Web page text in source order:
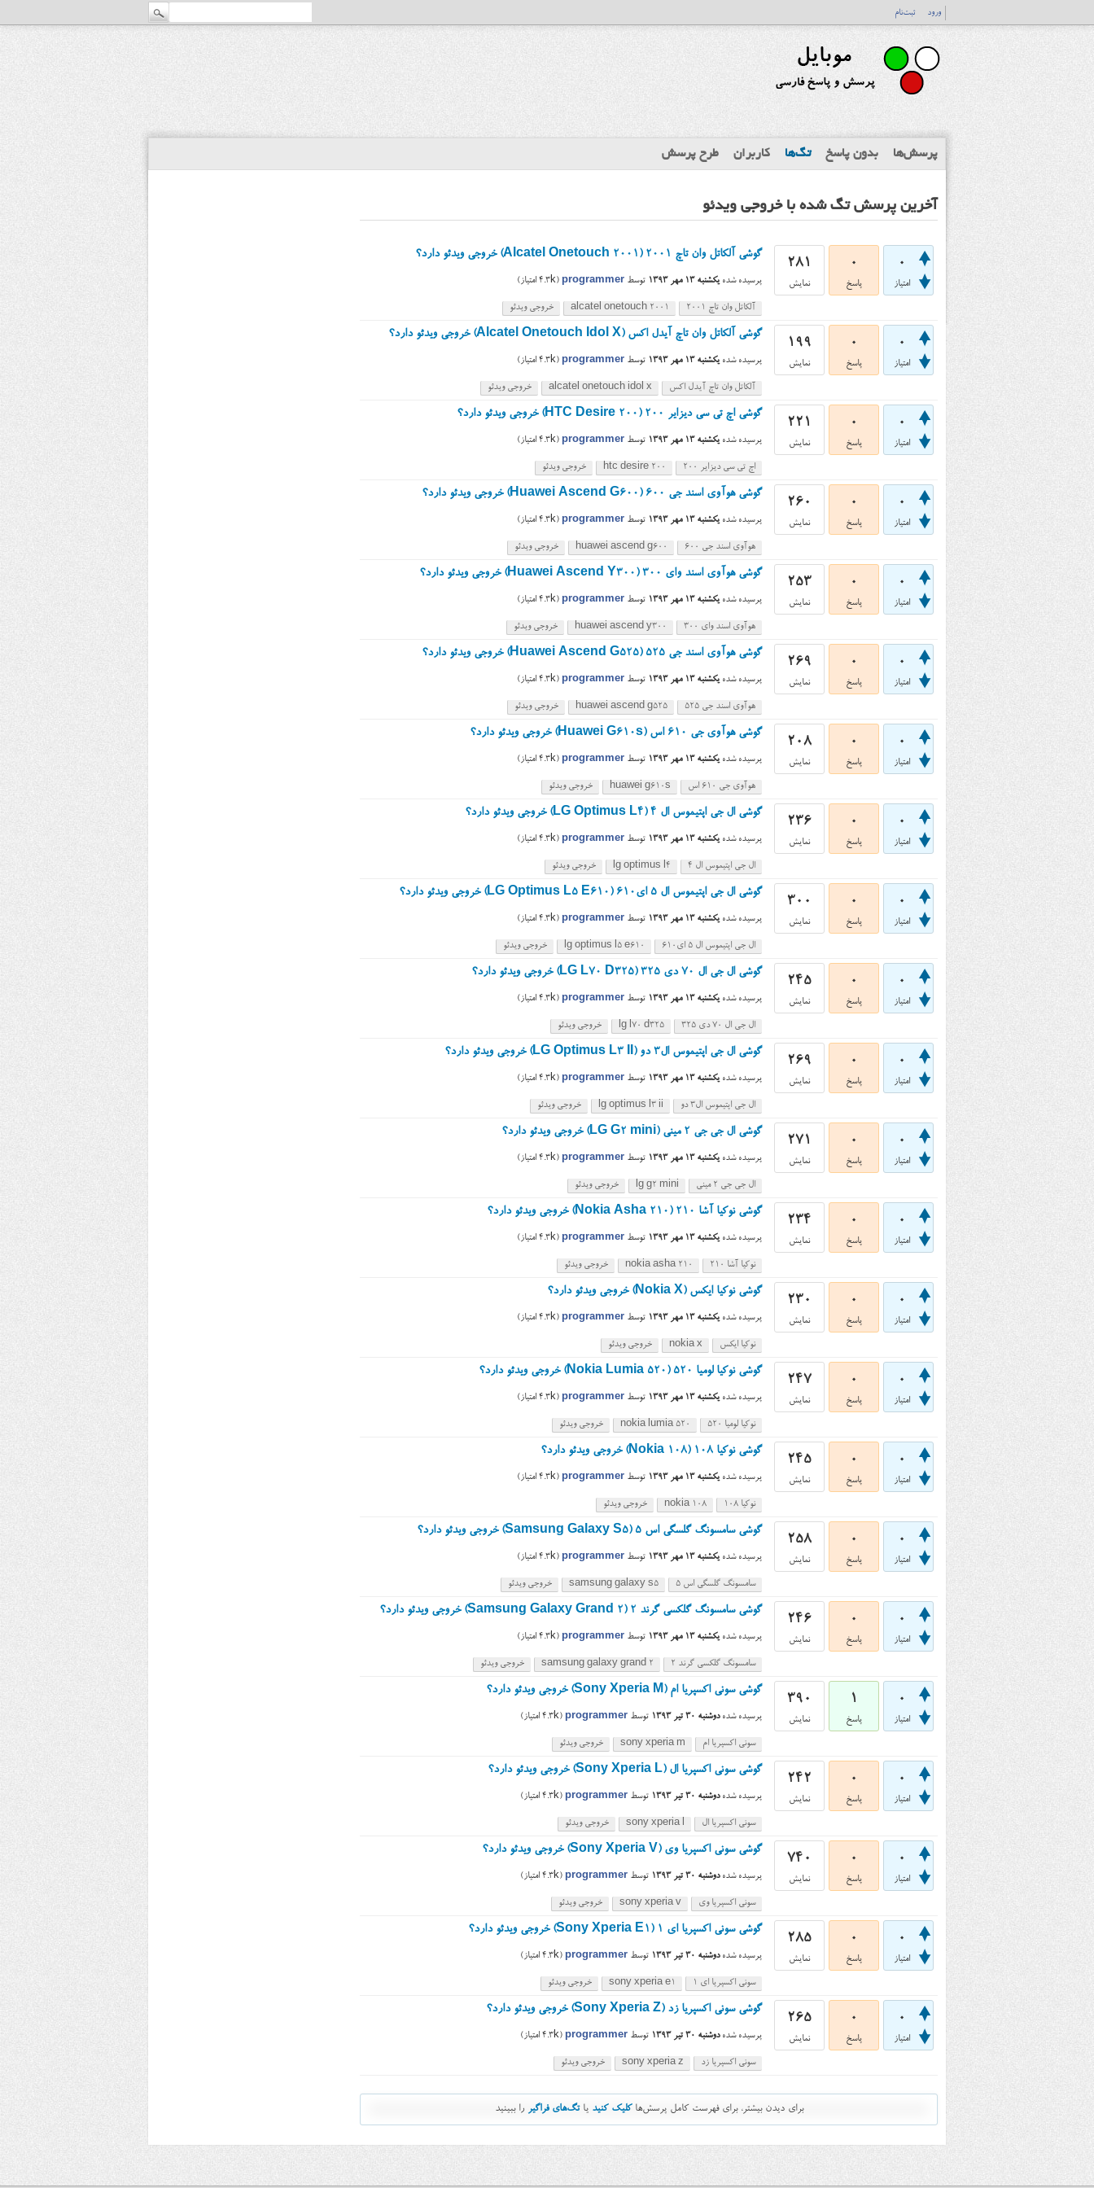
ورود ثبت‌نام
پرسش‌ها بدون پاسخ تگ‌ها کاربران طرح پرسش
آخرین پرسش تگ شده با خروجی ویدئو
0
امتیاز
0
پاسخ
281
نمایش
گوشی آلکاتل وان تاچ ۲۰۰۱ (Alcatel Onetouch 2001) خروجی ویدئو دارد؟
پرسیده شده یکشنبه ۱۳ مهر ۱۳۹۳ توسط programmer
(
4.3k امتیاز)
آلکاتل وان تاچ ۲۰۰۱ alcatel onetouch 2001 خروجی ویدئو
0
امتیاز
0
پاسخ
199
نمایش
گوشی آلکاتل وان تاچ آیدل اکس (Alcatel Onetouch Idol X) خروجی ویدئو دارد؟
پرسیده شده یکشنبه ۱۳ مهر ۱۳۹۳ توسط programmer
(
4.3k امتیاز)
آلکاتل وان تاچ آیدل اکس alcatel onetouch idol x خروجی ویدئو
0
امتیاز
0
پاسخ
221
نمایش
گوشی اچ تی سی دیزایر ۲۰۰ (HTC Desire 200) خروجی ویدئو دارد؟
پرسیده شده یکشنبه ۱۳ مهر ۱۳۹۳ توسط programmer
(
4.3k امتیاز)
اچ تی سی دیزایر ۲۰۰ htc desire 200 خروجی ویدئو
0
امتیاز
0
پاسخ
260
نمایش
گوشی هوآوی اسند جی ۶۰۰ (Huawei Ascend G600) خروجی ویدئو دارد؟
پرسیده شده یکشنبه ۱۳ مهر ۱۳۹۳ توسط programmer
(
4.3k امتیاز)
هوآوی اسند جی ۶۰۰ huawei ascend g600 خروجی ویدئو
0
امتیاز
0
پاسخ
253
نمایش
گوشی هوآوی اسند وای ۳۰۰ (Huawei Ascend Y300) خروجی ویدئو دارد؟
پرسیده شده یکشنبه ۱۳ مهر ۱۳۹۳ توسط programmer
(
4.3k امتیاز)
هوآوی اسند وای ۳۰۰ huawei ascend y300 خروجی ویدئو
0
امتیاز
0
پاسخ
269
نمایش
گوشی هوآوی اسند جی ۵۲۵ (Huawei Ascend G525) خروجی ویدئو دارد؟
پرسیده شده یکشنبه ۱۳ مهر ۱۳۹۳ توسط programmer
(
4.3k امتیاز)
هوآوی اسند جی ۵۲۵ huawei ascend g525 خروجی ویدئو
0
امتیاز
0
پاسخ
208
نمایش
گوشی هوآوی جی ۶۱۰ اس (Huawei G610s) خروجی ویدئو دارد؟
پرسیده شده یکشنبه ۱۳ مهر ۱۳۹۳ توسط programmer
(
4.3k امتیاز)
هوآوی جی ۶۱۰ اس huawei g610s خروجی ویدئو
0
امتیاز
0
پاسخ
236
نمایش
گوشی ال جی اپتیموس ال ۴ (LG Optimus L4) خروجی ویدئو دارد؟
پرسیده شده یکشنبه ۱۳ مهر ۱۳۹۳ توسط programmer
(
4.3k امتیاز)
ال جی اپتیموس ال ۴ lg optimus l4 خروجی ویدئو
0
امتیاز
0
پاسخ
300
نمایش
گوشی ال جی اپتیموس ال ۵ ای۶۱۰ (LG Optimus L5 E610) خروجی ویدئو دارد؟
پرسیده شده یکشنبه ۱۳ مهر ۱۳۹۳ توسط programmer
(
4.3k امتیاز)
ال جی اپتیموس ال ۵ ای۶۱۰ lg optimus l5 e610 خروجی ویدئو
0
امتیاز
0
پاسخ
245
نمایش
گوشی ال جی ال 70 دی ۳۲۵ (LG L70 D325) خروجی ویدئو دارد؟
پرسیده شده یکشنبه ۱۳ مهر ۱۳۹۳ توسط programmer
(
4.3k امتیاز)
ال جی ال 70 دی ۳۲۵ lg l70 d325 خروجی ویدئو
0
امتیاز
0
پاسخ
269
نمایش
گوشی ال جی اپتیموس ال۳ دو (LG Optimus L3 II) خروجی ویدئو دارد؟
پرسیده شده یکشنبه ۱۳ مهر ۱۳۹۳ توسط programmer
(
4.3k امتیاز)
ال جی اپتیموس ال۳ دو lg optimus l3 ii خروجی ویدئو
0
امتیاز
0
پاسخ
271
نمایش
گوشی ال جی جی ۲ مینی (LG G2 mini) خروجی ویدئو دارد؟
پرسیده شده یکشنبه ۱۳ مهر ۱۳۹۳ توسط programmer
(
4.3k امتیاز)
ال جی جی ۲ مینی lg g2 mini خروجی ویدئو
0
امتیاز
0
پاسخ
234
نمایش
گوشی نوکیا آشا ۲۱۰ (Nokia Asha 210) خروجی ویدئو دارد؟
پرسیده شده یکشنبه ۱۳ مهر ۱۳۹۳ توسط programmer
(
4.3k امتیاز)
نوکیا آشا ۲۱۰ nokia asha 210 خروجی ویدئو
0
امتیاز
0
پاسخ
230
نمایش
گوشی نوکیا ایکس (Nokia X) خروجی ویدئو دارد؟
پرسیده شده یکشنبه ۱۳ مهر ۱۳۹۳ توسط programmer
(
4.3k امتیاز)
نوکیا ایکس nokia x خروجی ویدئو
0
امتیاز
0
پاسخ
247
نمایش
گوشی نوکیا لومیا ۵۲۰ (Nokia Lumia 520) خروجی ویدئو دارد؟
پرسیده شده یکشنبه ۱۳ مهر ۱۳۹۳ توسط programmer
(
4.3k امتیاز)
نوکیا لومیا ۵۲۰ nokia lumia 520 خروجی ویدئو
0
امتیاز
0
پاسخ
245
نمایش
گوشی نوکیا 108 (Nokia 108) خروجی ویدئو دارد؟
پرسیده شده یکشنبه ۱۳ مهر ۱۳۹۳ توسط programmer
(
4.3k امتیاز)
نوکیا 108 nokia 108 خروجی ویدئو
0
امتیاز
0
پاسخ
258
نمایش
گوشی سامسونگ گلسگی اس ۵ (Samsung Galaxy S5) خروجی ویدئو دارد؟
پرسیده شده یکشنبه ۱۳ مهر ۱۳۹۳ توسط programmer
(
4.3k امتیاز)
سامسونگ گلسگی اس ۵ samsung galaxy s5 خروجی ویدئو
0
امتیاز
0
پاسخ
246
نمایش
گوشی سامسونگ گلکسی گرند 2 (Samsung Galaxy Grand 2) خروجی ویدئو دارد؟
پرسیده شده یکشنبه ۱۳ مهر ۱۳۹۳ توسط programmer
(
4.3k امتیاز)
سامسونگ گلکسی گرند 2 samsung galaxy grand 2 خروجی ویدئو
0
امتیاز
1
پاسخ
390
نمایش
گوشی سونی اکسپریا ام (Sony Xperia M) خروجی ویدئو دارد؟
پرسیده شده دوشنبه ۳۰ تیر ۱۳۹۳ توسط programmer
(
4.3k امتیاز)
سونی اکسپریا ام sony xperia m خروجی ویدئو
0
امتیاز
0
پاسخ
242
نمایش
گوشی سونی اکسپریا ال (Sony Xperia L) خروجی ویدئو دارد؟
پرسیده شده دوشنبه ۳۰ تیر ۱۳۹۳ توسط programmer
(
4.3k امتیاز)
سونی اکسپریا ال sony xperia l خروجی ویدئو
0
امتیاز
0
پاسخ
740
نمایش
گوشی سونی اکسپریا وی (Sony Xperia V) خروجی ویدئو دارد؟
پرسیده شده دوشنبه ۳۰ تیر ۱۳۹۳ توسط programmer
(
4.3k امتیاز)
سونی اکسپریا وی sony xperia v خروجی ویدئو
0
امتیاز
0
پاسخ
285
نمایش
گوشی سونی اکسپریا ای ۱ (Sony Xperia E1) خروجی ویدئو دارد؟
پرسیده شده دوشنبه ۳۰ تیر ۱۳۹۳ توسط programmer
(
4.3k امتیاز)
سونی اکسپریا ای ۱ sony xperia e1 خروجی ویدئو
0
امتیاز
0
پاسخ
265
نمایش
گوشی سونی اکسپریا زد (Sony Xperia Z) خروجی ویدئو دارد؟
پرسیده شده دوشنبه ۳۰ تیر ۱۳۹۳ توسط programmer
(
4.3k امتیاز)
سونی اکسپریا زد sony xperia z خروجی ویدئو
برای دیدن بیشتر، برای فهرست کامل پرسش‌هاکلیک کنید یاتگ‌های فراگیر را ببینید